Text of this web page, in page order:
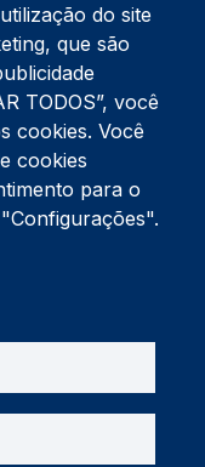
Nazaré
do site
que são
TODOS”, você
cookies. Você
cookies
para o